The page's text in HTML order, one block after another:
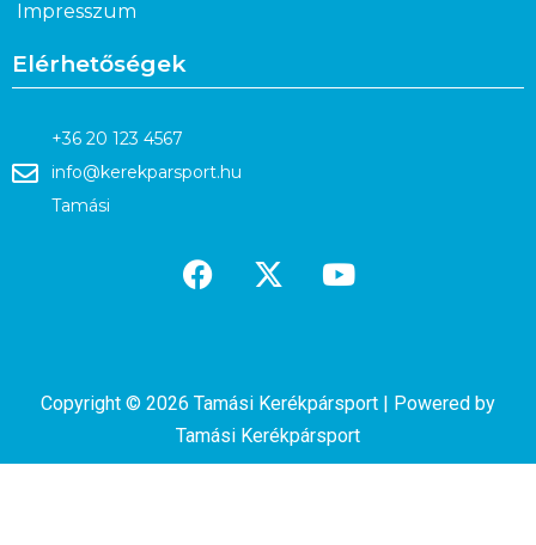
Impresszum
Elérhetőségek
+36 20 123 4567
info@kerekparsport.hu
Tamási
Copyright © 2026 Tamási Kerékpársport | Powered by
Tamási Kerékpársport